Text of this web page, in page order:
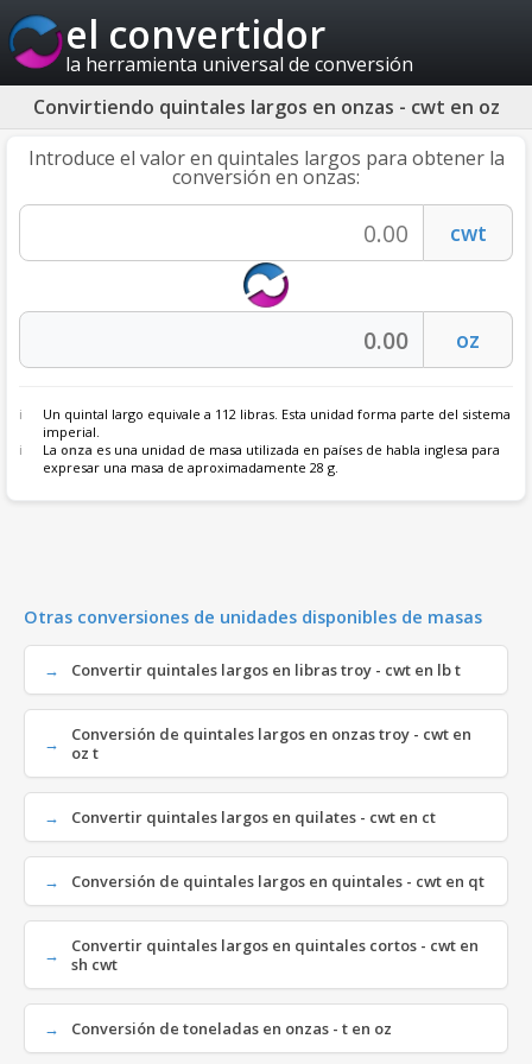
el convertidor
la herramienta universal de conversión
Convirtiendo quintales largos en onzas - cwt en oz
Introduce el valor en quintales largos para obtener la
conversión en onzas:
Un quintal largo equivale a 112 libras. Esta unidad forma parte del sistema
imperial.
La onza es una unidad de masa utilizada en países de habla inglesa para
expresar una masa de aproximadamente 28 g.
Otras conversiones de unidades disponibles de masas
Convertir quintales largos en libras troy - cwt en lb t
Conversión de quintales largos en onzas troy - cwt en
oz t
Convertir quintales largos en quilates - cwt en ct
Conversión de quintales largos en quintales - cwt en qt
Convertir quintales largos en quintales cortos - cwt en
sh cwt
Conversión de toneladas en onzas - t en oz